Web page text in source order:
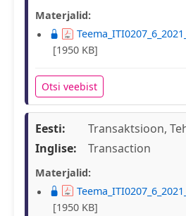
Materjalid:
[1950 KB]
Otsi veebist
Eesti:
Transaktsioon,
Inglise:
Transaction
Materjalid:
[1950 KB]